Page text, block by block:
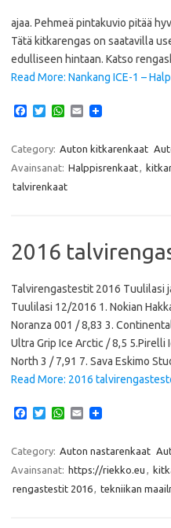
ajaa. Pehmeä pintakuvio pitää
Tätä kitkarengas on saatavilla
edulliseen hintaan. Katso
Read More: Nankang ICE-1 –
e
b
o
o
T
t
e
r
W
t
s
A
p
E
i
Category: Auton kitkarenkaat
Avainsanat: Halppisrenkaat
talvirenkaat
2016
Talvirengastestit 2016 Tuulilasi
Tuulilasi 12/2016 1. Nokian
Noranza 001 / 8,83 3.
Ultra Grip Ice Arctic / 8,5 5.Pirelli
North 3 / 7,91 7. Sava Eskimo
Read More: 2016
e
b
o
o
T
t
e
r
W
t
s
A
p
E
i
Category: Auton nastarenkaat
Avainsanat: https://riekko.eu
rengastestit 2016
tekniikan